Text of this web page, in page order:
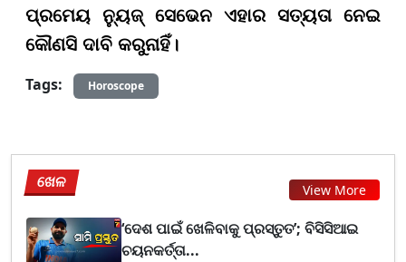
ପ୍ରମେୟ ନ୍ୟୁଜ୍ ସେଭେନ ଏହାର ସତ୍ୟତା ନେଇ
କୌଣସି ଦାବି କରୁନାହିଁ।
Tags:
Horoscope
ଖେଳ View More
‘ଦେଶ ପାଇଁ ଖେଳିବାକୁ ପ୍ରସ୍ତୁତ’; ବିସିସିଆଇ
ଚୟନକର୍ତ୍ତା...